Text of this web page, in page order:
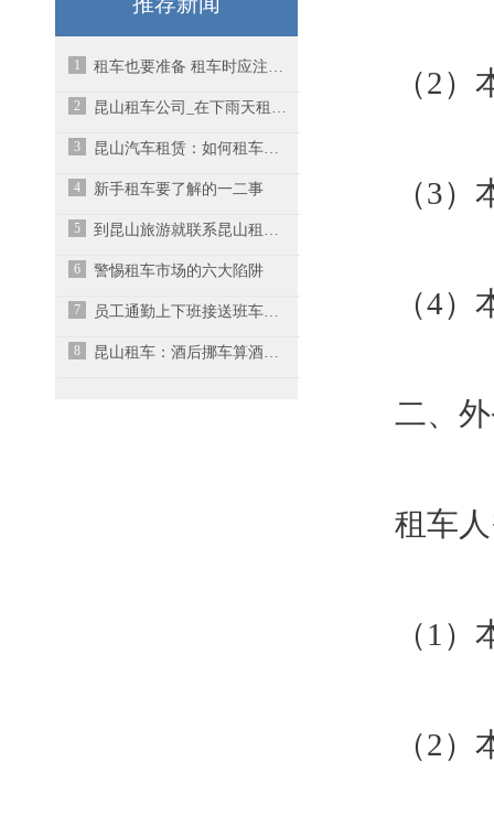
1 租车也要准备 租车时应注意哪些问题?
2 昆山租车公司_在下雨天租车的车灯使用小常识
3 昆山汽车租赁：如何租车更划算更省钱？
4 新手租车要了解的一二事
5 到昆山旅游就联系昆山租车公司！
6 警惕租车市场的六大陷阱
7 员工通勤上下班接送班车租一个月多少钱？
8 昆山租车：酒后挪车算酒驾吗？
（2
（3
（4
二、
租车
（1
（2